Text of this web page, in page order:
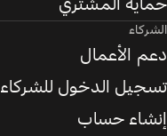
حماية المشتري
الشركاء
دعم الأعمال
تسجيل الدخول للشركاء
إنشاء حساب